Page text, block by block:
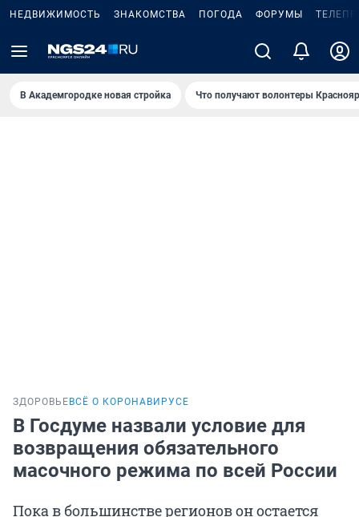
НЕДВИЖИМОСТЬ ЗНАКОМСТВА ПОГОДА ФОРУМЫ
В Академгородке новая стройка Что получают волонтеры
ЗДОРОВЬЕ ВСЁ О КОРОНАВИРУСЕ
В Госдуме назвали условие для
возвращения обязательного
масочного режима по всей России
Пока в большинстве регионов он остается